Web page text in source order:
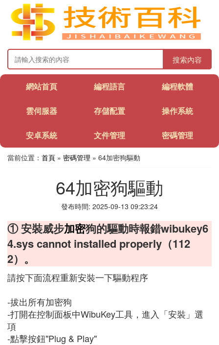
搜索內容
網站首頁 編程語言 編程軟體
雲伺服器 存儲配置 操作系統
安卓系統 文件管理 密碼管理
當前位置： 首頁 » 密碼管理 » 64加密狗驅動
64加密狗驅動
發布時間: 2025-09-13 09:23:24
① 安裝威步加密狗的驅動時報錯wibukey6
4.sys cannot installed properly（112
2）。
請按下面流程重新安裝一下驅動程序
-拔出所有加密狗
-打開在控制面板中WibuKey工具，進入「安裝」選
項
-點擊按鈕"Plug & Play"